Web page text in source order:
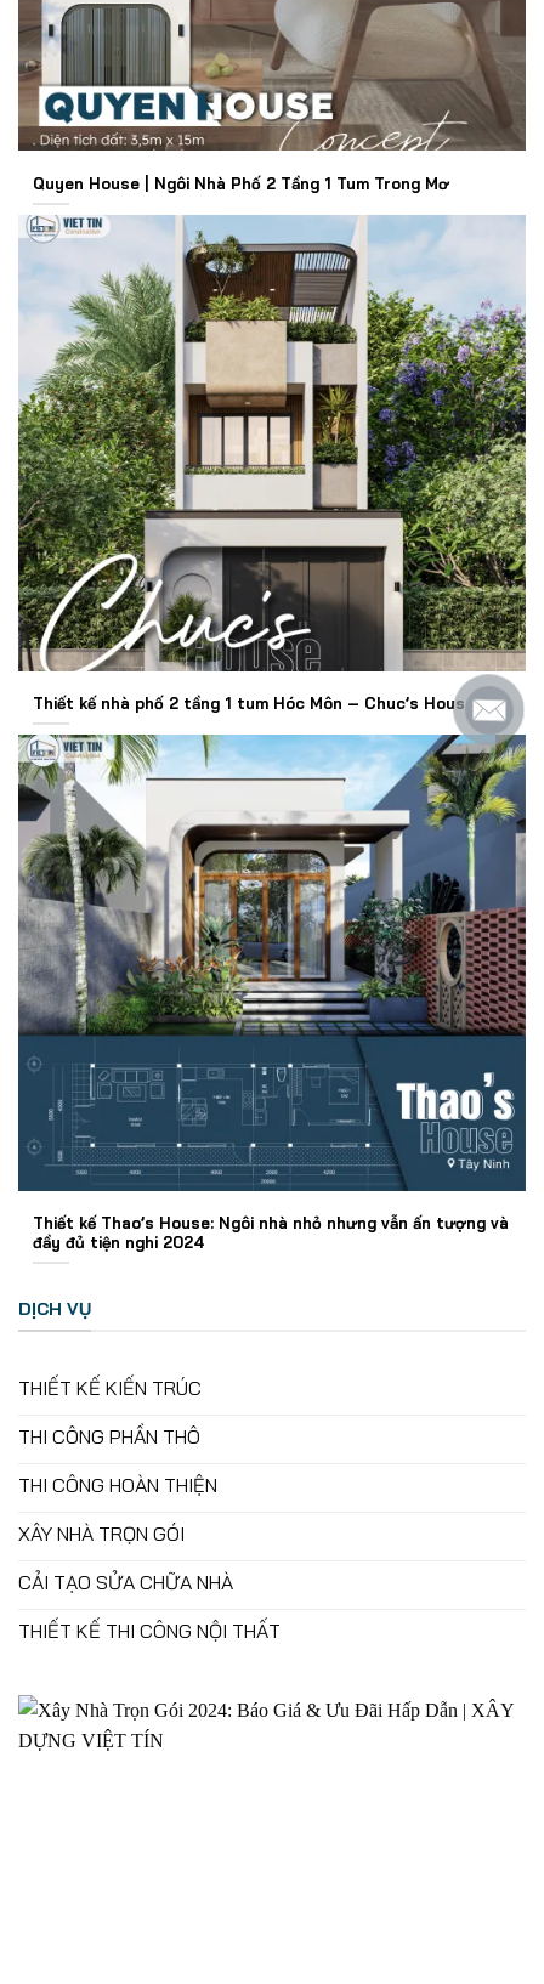
Quyen House | Ngôi Nhà Phố 2 Tầng 1 Tum Trong Mơ
Thiết kế nhà phố 2 tầng 1 tum Hóc Môn – Chuc’s House
Thiết kế Thao’s House: Ngôi nhà nhỏ nhưng vẫn ấn tượng và
đầy đủ tiện nghi 2024
DỊCH VỤ
THIẾT KẾ KIẾN TRÚC
THI CÔNG PHẦN THÔ
THI CÔNG HOÀN THIỆN
XÂY NHÀ TRỌN GÓI
CẢI TẠO SỬA CHỮA NHÀ
THIẾT KẾ THI CÔNG NỘI THẤT